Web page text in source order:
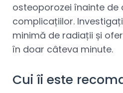
osteoporozei înainte de
complicațiilor.
minimă de radiații și
în doar câteva minute.
Cui îi este